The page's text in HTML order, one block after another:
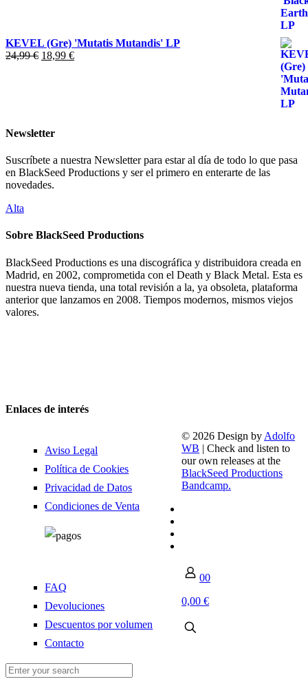
KEVEL (Gre) 'Mutatis Mutandis' LP
24,99€ El
18,99 €El
Newsletter
Suscríbete a nuestra Newsletter para estar al día de todo lo que pasa
en BlackSeed Productions y ser el primero en enterarte de las
novedades.
Alta
Sobre BlackSeed Productions
BlackSeed Productions es una discográfica y distribuidora creada en
Madrid, en 2002, comprometida con el Death y Black Metal. Esta es
nuestra nueva tienda, una total revisión a la, ya obsoleta, plataforma
anterior que lanzamos en 2008. Tiempos modernos, mismos viejos
valores.
Enlaces de interés
Aviso Legal
Política de Cookies
Privacidad de Datos
Condiciones de Venta
FAQ
Devoluciones
Descuentos por volumen
Contacto
© 2026 Design by Adolfo
WB | Check and listen to
our own releases at the
BlackSeed Productions
Bandcamp.
00
0,00 €